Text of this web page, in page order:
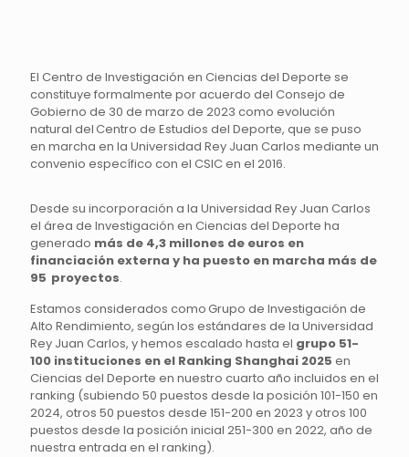
El Centro de Investigación en Ciencias del Deporte se
constituye formalmente por acuerdo del Consejo de
Gobierno de 30 de marzo de 2023 como evolución
natural del Centro de Estudios del Deporte, que se puso
en marcha en la Universidad Rey Juan Carlos mediante un
convenio específico con el CSIC en el 2016.
Desde su incorporación a la Universidad Rey Juan Carlos
el área de Investigación en Ciencias del Deporte ha
generado más de 4,3 millones de euros en
financiación externa y ha puesto en marcha más de
95 proyectos.
Estamos considerados como Grupo de Investigación de
Alto Rendimiento, según los estándares de la Universidad
Rey Juan Carlos, y hemos escalado hasta el grupo 51-
100 instituciones en el Ranking Shanghai 2025 en
Ciencias del Deporte en nuestro cuarto año incluidos en el
ranking (subiendo 50 puestos desde la posición 101-150 en
2024, otros 50 puestos desde 151-200 en 2023 y otros 100
puestos desde la posición inicial 251-300 en 2022, año de
nuestra entrada en el ranking).